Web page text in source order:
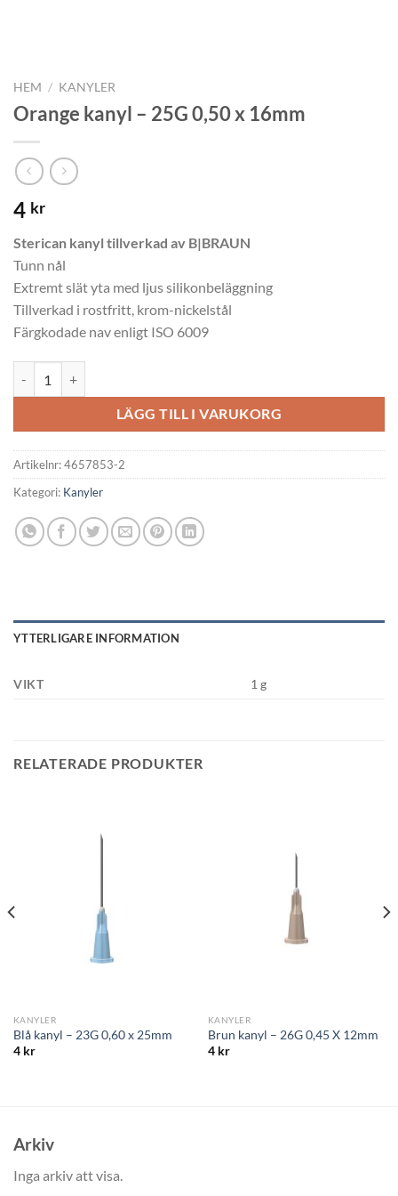
HEM / KANYLER
Orange kanyl – 25G 0,50 x 16mm
4 kr
Sterican kanyl tillverkad av B|BRAUN
Tunn nål
Extremt slät yta med ljus silikonbeläggning
Tillverkad i rostfritt, krom-nickelstål
Färgkodade nav enligt ISO 6009
LÄGG TILL I VARUKORG
Artikelnr:4657853-2
Kategori: Kanyler
YTTERLIGARE INFORMATION
VIKT 1 g
RELATERADE PRODUKTER
KANYLER
Blå kanyl – 23G 0,60 x 25mm
4 kr
KANYLER
Brun kanyl – 26G 0,45 X 12mm
4 kr
Arkiv
Inga arkiv att visa.